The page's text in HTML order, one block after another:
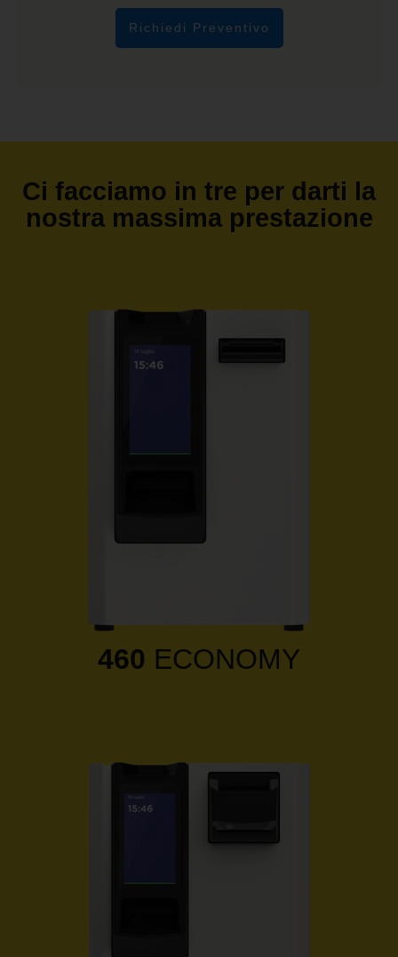
Richiedi Preventivo
Ci facciamo in tre per darti la
nostra massima prestazione
460 ECONOMY